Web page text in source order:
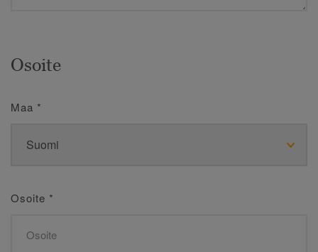
Osoite
Maa *
Osoite *